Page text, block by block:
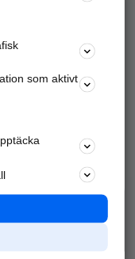
annonsera mot
nära dig.
sökningar
som aktivt